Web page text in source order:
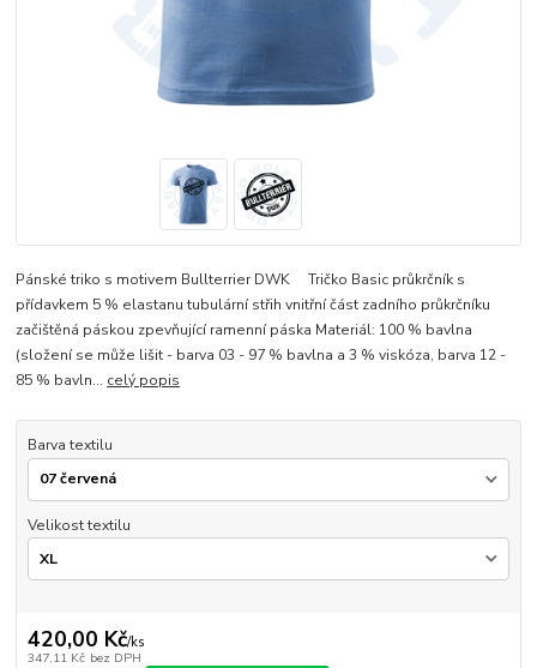
Pánské triko s motivem Bullterrier DWK Tričko Basic průkrčník s
přídavkem 5 % elastanu tubulární střih vnitřní část zadního průkrčníku
začištěná páskou zpevňující ramenní páska Materiál: 100 % bavlna
(složení se může lišit - barva 03 - 97 % bavlna a 3 % viskóza, barva 12 -
85 % bavln... celý popis
Barva textilu
Velikost textilu
420,00 Kč/ks
347,11 Kč bez DPH